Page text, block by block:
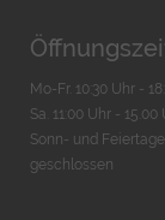
Mo-Fr. 10:30 Uhr -
Sa. 11:00 Uhr - 15.00
Sonn- und Feiertage
geschlossen